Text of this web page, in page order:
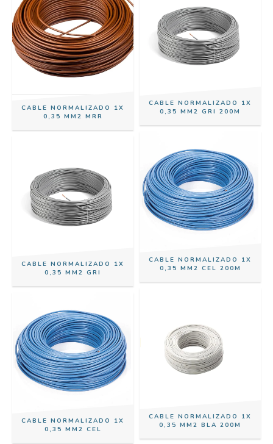
CABLE NORMALIZADO 1X
0,35 MM2 MRR
CABLE NORMALIZADO 1X
0,35 MM2 GRI 200M
CABLE NORMALIZADO 1X
0,35 MM2 GRI
CABLE NORMALIZADO 1X
0,35 MM2 CEL 200M
CABLE NORMALIZADO 1X
0,35 MM2 CEL
CABLE NORMALIZADO 1X
0,35 MM2 BLA 200M